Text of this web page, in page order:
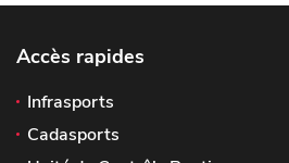
Accès rapides
Infrasports
Cadasports